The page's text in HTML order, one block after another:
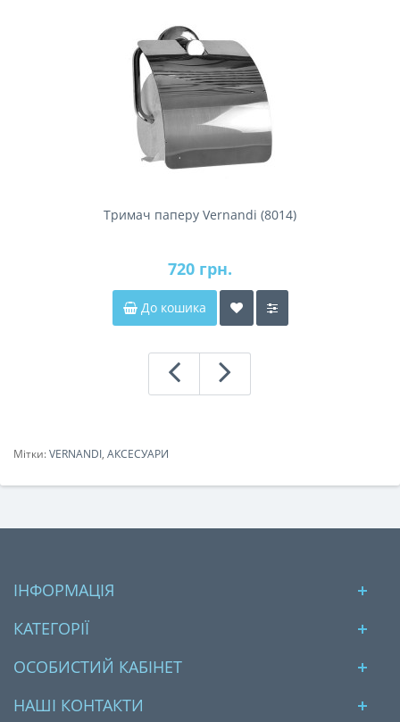
Тримач паперу Vernandi (8014)
720 грн.
До кошика
Мітки:VERNANDI, АКСЕСУАРИ
ІНФОРМАЦІЯ
КАТЕГОРІЇ
ОСОБИСТИЙ КАБІНЕТ
НАШІ КОНТАКТИ